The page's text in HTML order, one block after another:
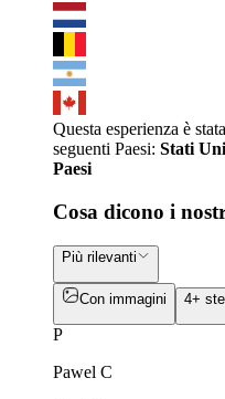
Questa esperienza è
seguenti Paesi: Stati
Paesi
Cosa dicono i
Più rilevanti
Con immagini 4+
P
Pawel C